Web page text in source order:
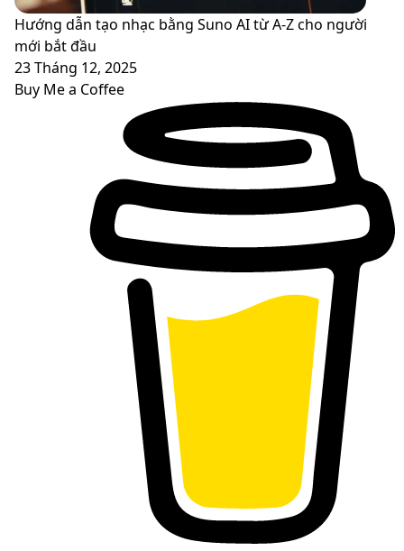
Hướng dẫn tạo nhạc bằng Suno AI từ A-Z cho người
mới bắt đầu
23 Tháng 12, 2025
Buy Me a Coffee